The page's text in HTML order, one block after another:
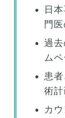
日
門
過
ム
患
術
カ